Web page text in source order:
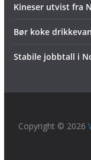
Kineser utvist fra
Bør koke
Stabile jobbtall i
Copyright © 2026